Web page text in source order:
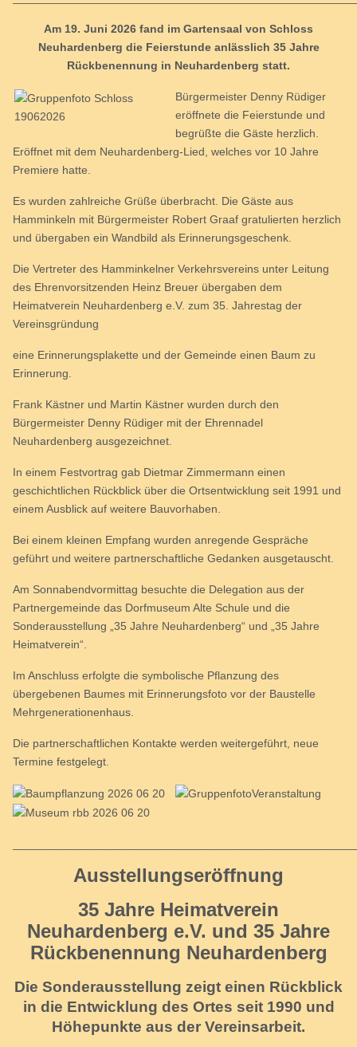
Am 19. Juni 2026 fand im Gartensaal von Schloss
Neuhardenberg die Feierstunde anlässlich 35 Jahre
Rückbenennung in Neuhardenberg statt.
Bürgermeister Denny Rüdiger
eröffnete die Feierstunde und
begrüßte die Gäste herzlich.
Eröffnet mit dem Neuhardenberg-Lied, welches vor 10 Jahre
Premiere hatte.
Es wurden zahlreiche Grüße überbracht. Die Gäste aus
Hamminkeln mit Bürgermeister Robert Graaf gratulierten herzlich
und übergaben ein Wandbild als Erinnerungsgeschenk.
Die Vertreter des Hamminkelner Verkehrsvereins unter Leitung
des Ehrenvorsitzenden Heinz Breuer übergaben dem
Heimatverein Neuhardenberg e.V. zum 35. Jahrestag der
Vereinsgründung
eine Erinnerungsplakette und der Gemeinde einen Baum zu
Erinnerung.
Frank Kästner und Martin Kästner wurden durch den
Bürgermeister Denny Rüdiger mit der Ehrennadel
Neuhardenberg ausgezeichnet.
In einem Festvortrag gab Dietmar Zimmermann einen
geschichtlichen Rückblick über die Ortsentwicklung seit 1991 und
einem Ausblick auf weitere Bauvorhaben.
Bei einem kleinen Empfang wurden anregende Gespräche
geführt und weitere partnerschaftliche Gedanken ausgetauscht.
Am Sonnabendvormittag besuchte die Delegation aus der
Partnergemeinde das Dorfmuseum Alte Schule und die
Sonderausstellung „35 Jahre Neuhardenberg“ und „35 Jahre
Heimatverein“.
Im Anschluss erfolgte die symbolische Pflanzung des
übergebenen Baumes mit Erinnerungsfoto vor der Baustelle
Mehrgenerationenhaus.
Die partnerschaftlichen Kontakte werden weitergeführt, neue
Termine festgelegt.
Ausstellungseröffnung
35 Jahre Heimatverein
Neuhardenberg e.V. und 35 Jahre
Rückbenennung Neuhardenberg
Die Sonderausstellung zeigt einen Rückblick
in die Entwicklung des Ortes seit 1990 und
Höhepunkte aus der Vereinsarbeit.